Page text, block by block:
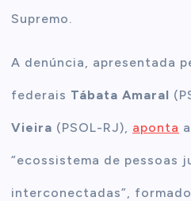
Supremo.
A denúncia, apresentada
federais Tábata Amaral
Vieira (PSOL-RJ), aponta
“ecossistema de pessoas
interconectadas”,